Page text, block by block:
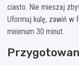
ciasto. Nie mieszaj
Uformuj kulę, zawiń w
minimum 30 minut.